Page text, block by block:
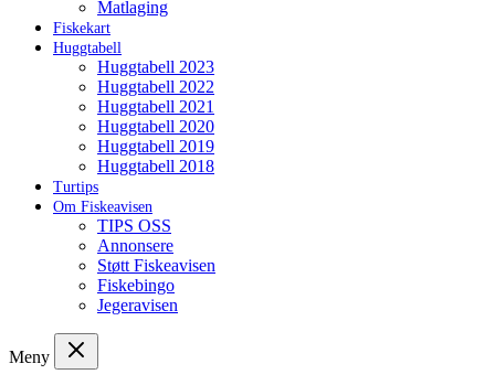
Matlaging
Fiskekart
Huggtabell
Huggtabell 2023
Huggtabell 2022
Huggtabell 2021
Huggtabell 2020
Huggtabell 2019
Huggtabell 2018
Turtips
Om Fiskeavisen
TIPS OSS
Annonsere
Støtt Fiskeavisen
Fiskebingo
Jegeravisen
Meny